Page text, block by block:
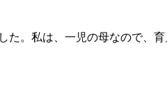
。私は、一児の母なので、